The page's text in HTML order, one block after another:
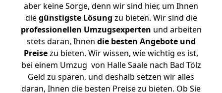
aber keine Sorge, denn wir sind hier, um Ihnen
diegünstigste Lösung zu bieten. Wir sind die
professionellen Umzugsexperten und arbeiten
stets daran, Ihnen die besten Angebote und
Preisezu bieten. Wir wissen, wie wichtig es ist,
bei einem Umzug von Halle Saale nach Bad Tölz
Geld zu sparen, und deshalb setzen wir alles
daran, Ihnen die besten Preise zu bieten. Ob Sie